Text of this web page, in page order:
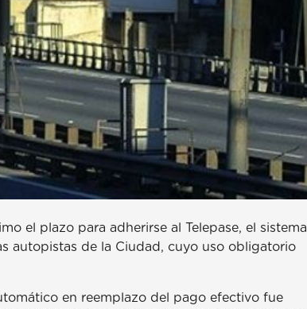
el plazo para adherirse al Telepase, el sistema
autopistas de la Ciudad, cuyo uso obligatorio
en reemplazo del pago efectivo fue